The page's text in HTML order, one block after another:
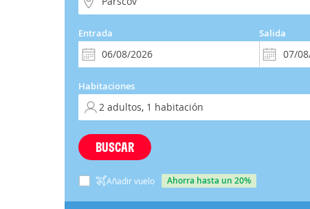
Entrada Salida
Habitaciones
BUSCAR
Añadir vuelo ahorra hasta un 20%